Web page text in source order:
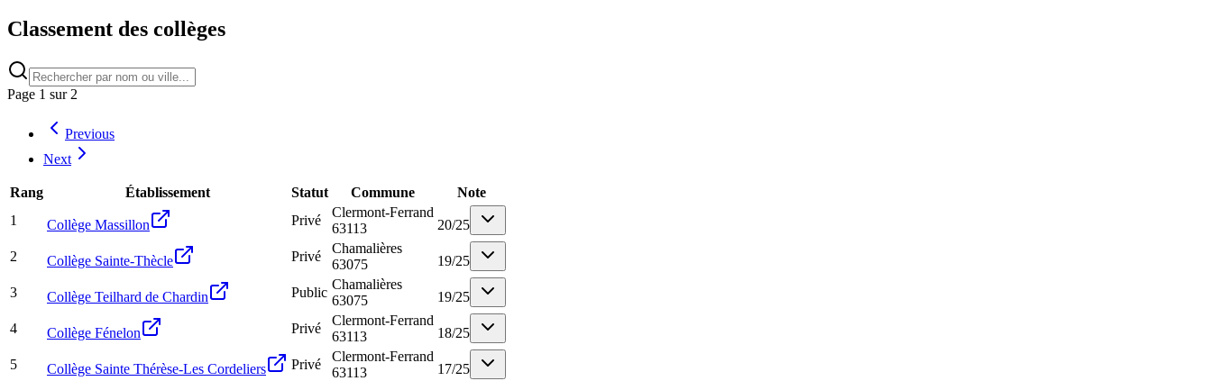
Classement des collèges
Page 1 sur 2
Previous
Next
Rang Établissement Statut Commune
Note
1
Collège Massillon Privé
Clermont-Ferrand
63113
20/25
2 Collège Sainte-Thècle Privé
Chamalières
63075
19/25
3 Collège Teilhard de Chardin Public
Chamalières
63075
19/25
4 Collège Fénelon Privé
Clermont-Ferrand
63113
18/25
5 Collège Sainte Thérèse-Les Cordeliers Privé
Clermont-Ferrand
63113
17/25